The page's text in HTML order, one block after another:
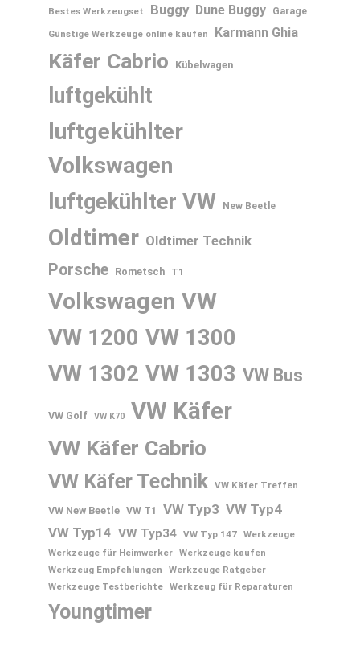
Bestes Werkzeugset Buggy Dune Buggy
Garage
Günstige Werkzeuge online kaufen
Karmann Ghia
Käfer Cabrio Kübelwagen
luftgekühlt
luftgekühlter
Volkswagen
luftgekühlter VW New Beetle
Oldtimer Oldtimer Technik
Porsche Rometsch T1
Volkswagen VW
VW 1200 VW 1300
VW 1302 VW 1303 VW Bus
VW Golf VW K70 VW Käfer
VW Käfer Cabrio
VW Käfer Technik VW Käfer Treffen
VW New Beetle VW T1 VW Typ3 VW Typ4
VW Typ14 VW Typ34 VW Typ 147 Werkzeuge
Werkzeuge für Heimwerker Werkzeuge kaufen
Werkzeug Empfehlungen
Werkzeuge Ratgeber
Werkzeuge Testberichte Werkzeug für Reparaturen
Youngtimer